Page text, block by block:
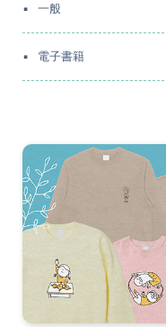
一般
電子書籍